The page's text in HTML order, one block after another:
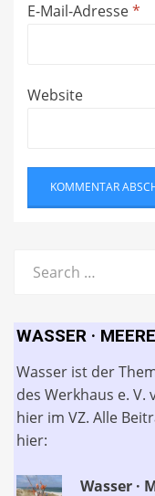
E-Mail-Adresse*
Website
for:
WASSER ·
Wasser ist der
des Werkhaus e. V.
hier im VZ. Alle
hier:
Wasser ·